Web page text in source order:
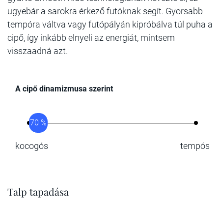
ugyebár a sarokra érkező futóknak segít. Gyorsabb
tempóra váltva vagy futópályán kipróbálva túl puha a
cipő, így inkább elnyeli az energiát, mintsem
visszaadná azt.
A cipő dinamizmusa szerint
70 %
kocogós tempós
Talp tapadása